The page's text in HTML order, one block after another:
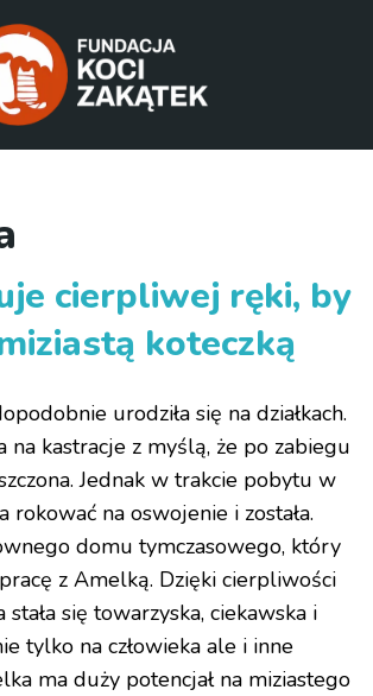
cierpliwej ręki, by
koteczką
urodziła się na działkach.
na kastracje z myślą, że po zabiegu
Jednak w trakcie pobytu w
rokować na oswojenie i została.
domu tymczasowego, który
z Amelką. Dzięki cierpliwości
się towarzyska, ciekawska i
tylko na człowieka ale i inne
ma duży potencjał na miziastego